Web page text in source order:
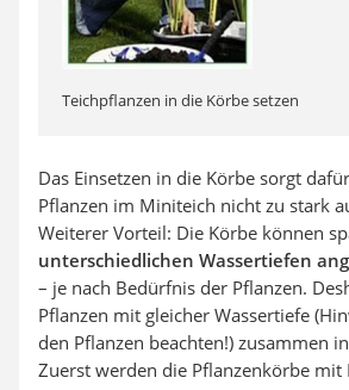
Teichpflanzen in die Körbe setzen
Das Einsetzen in die Körbe sorgt
Pflanzen im Miniteich nicht zu stark
Weiterer Vorteil: Die Körbe können
unterschiedlichen Wassertiefen
– je nach Bedürfnis der Pflanzen.
Pflanzen mit gleicher Wassertiefe
den Pflanzen beachten!) zusammen
Zuerst werden die Pflanzenkörbe mit